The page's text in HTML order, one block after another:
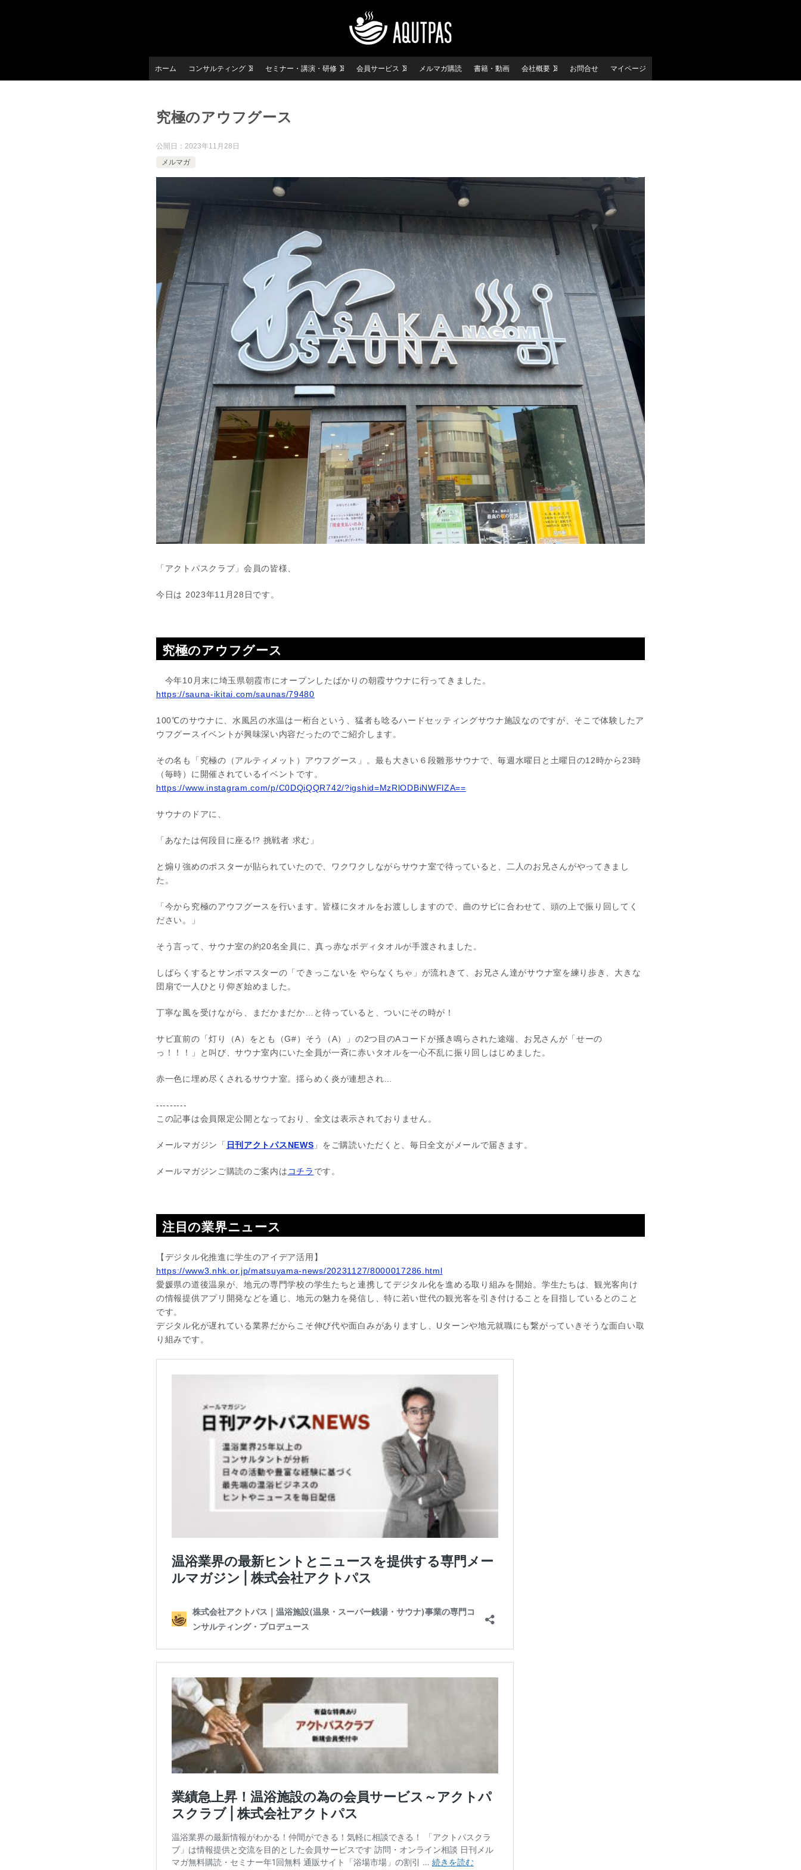
ホーム コンサルティング セミナー・講演・研修 会員サービス メルマガ購読 書籍・動画 会社概要 お問合せ マイページ
究極のアウフグース
公開日： 2023年11月28日
メルマガ
「アクトパスクラブ」会員の皆様、
今日は 2023年11月28日です。
究極のアウフグース
今年10月末に埼玉県朝霞市にオープンしたばかりの朝霞サウナに行ってきました。
https://sauna-ikitai.com/saunas/79480
100℃のサウナに、水風呂の水温は一桁台という、猛者も唸るハードセッティングサウナ施設なのですが、そこで体験したア
ウフグースイベントが興味深い内容だったのでご紹介します。
その名も「究極の（アルティメット）アウフグース」。最も大きい６段雛形サウナで、毎週水曜日と土曜日の12時から23時
（毎時）に開催されているイベントです。
https://www.instagram.com/p/C0DQiQQR742/?igshid=MzRlODBiNWFlZA==
サウナのドアに、
「あなたは何段目に座る!? 挑戦者 求む」
と煽り強めのポスターが貼られていたので、ワクワクしながらサウナ室で待っていると、二人のお兄さんがやってきまし
た。
「今から究極のアウフグースを行います。皆様にタオルをお渡ししますので、曲のサビに合わせて、頭の上で振り回してく
ださい。」
そう言って、サウナ室の約20名全員に、真っ赤なボディタオルが手渡されました。
しばらくするとサンボマスターの「できっこないを やらなくちゃ」が流れきて、お兄さん達がサウナ室を練り歩き、大きな
団扇で一人ひとり仰ぎ始めました。
丁寧な風を受けながら、まだかまだか…と待っていると、ついにその時が！
サビ直前の「灯り（A）をとも（G#）そう（A）」の2つ目のAコードが掻き鳴らされた途端、お兄さんが「せーの
っ！！！」と叫び、サウナ室内にいた全員が一斉に赤いタオルを一心不乱に振り回しはじめました。
赤一色に埋め尽くされるサウナ室。揺らめく炎が連想され…
---------
この記事は会員限定公開となっており、全文は表示されておりません。
メールマガジン「 日刊アクトパスNEWS 」をご購読いただくと、毎日全文がメールで届きます。
メールマガジンご購読のご案内は コチラ です。
注目の業界ニュース
【デジタル化推進に学生のアイデア活用】
https://www3.nhk.or.jp/matsuyama-news/20231127/8000017286.html
愛媛県の道後温泉が、地元の専門学校の学生たちと連携してデジタル化を進める取り組みを開始。学生たちは、観光客向け
の情報提供アプリ開発などを通じ、地元の魅力を発信し、特に若い世代の観光客を引き付けることを目指しているとのこと
です。
デジタル化が遅れている業界だからこそ伸び代や面白みがありますし、Uターンや地元就職にも繋がっていきそうな面白い取
り組みです。